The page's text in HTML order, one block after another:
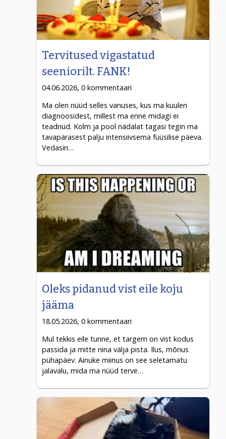
Tervitused vigastatud
seeniorilt. FANK!
04.06.2026, 0 kommentaari
Ma olen nüüd selles vanuses, kus ma kuulen
diagnoosidest, millest ma enne midagi ei
teadnud. Kolm ja pool nädalat tagasi tegin ma
tavapärasest palju intensiivsema füüsilise päeva.
Vedasin…
Oleks pidanud vist eile koju
jääma
18.05.2026, 0 kommentaari
Mul tekkis eile tunne, et targem on vist kodus
passida ja mitte nina välja pista. Ilus, mõnus
pühapäev. Ainuke miinus on see seletamatu
jalavalu, mida ma nüüd terve…